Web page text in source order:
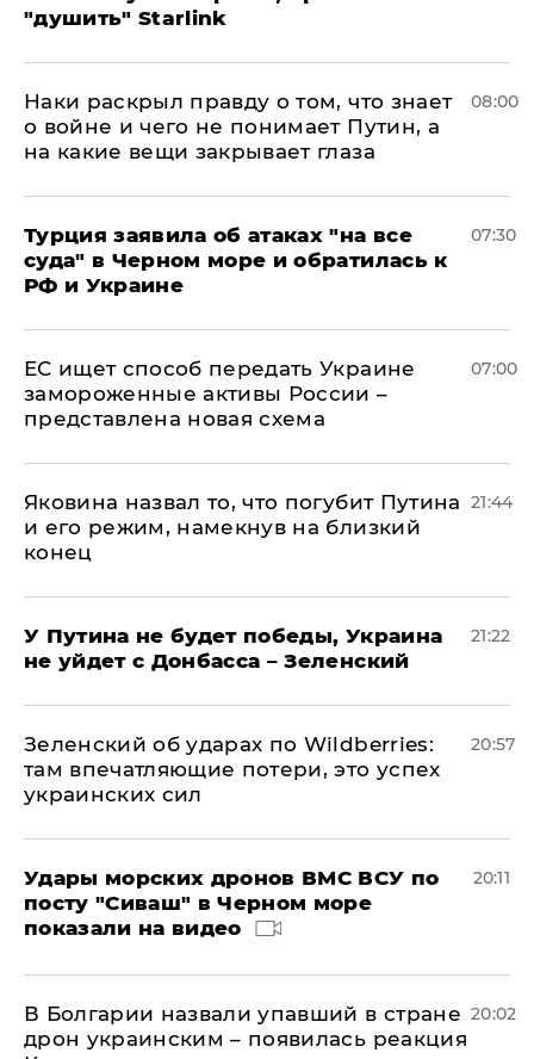
"душить" Starlink
Наки раскрыл правду о том, что знает
о войне и чего не понимает Путин, а
на какие вещи закрывает глаза
08:00
Турция заявила об атаках "на все
суда" в Черном море и обратилась к
РФ и Украине
07:30
ЕС ищет способ передать Украине
замороженные активы России –
представлена новая схема
07:00
Яковина назвал то, что погубит Путина
и его режим, намекнув на близкий
конец
21:44
У Путина не будет победы, Украина
не уйдет с Донбасса – Зеленский
21:22
Зеленский об ударах по Wildberries:
там впечатляющие потери, это успех
украинских сил
20:57
Удары морских дронов ВМС ВСУ по
посту "Сиваш" в Черном море
показали на видео
20:11
В Болгарии назвали упавший в стране
дрон украинским – появилась реакция
20:02